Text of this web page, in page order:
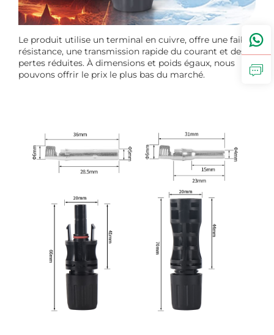
Le produit utilise un terminal en cuivre, offre une faible
résistance, une transmission rapide du courant et des
pertes réduites. À dimensions et poids égaux, nous
pouvons offrir le prix le plus bas du marché.